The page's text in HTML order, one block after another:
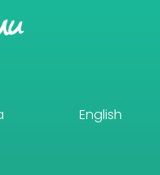
English